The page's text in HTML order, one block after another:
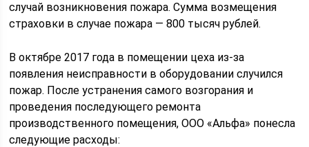
случай возникновения пожара. Сумма возмещения
страховки в случае пожара — 800 тысяч рублей.
В октябре 2017 года в помещении цеха из-за
появления неисправности в оборудовании случился
пожар. После устранения самого возгорания и
проведения последующего ремонта
производственного помещения, ООО «Альфа» понесла
следующие расходы: